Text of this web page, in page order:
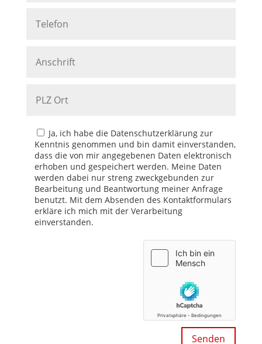
Ja, ich habe die Datenschutzerklärung zur
Kenntnis genommen und bin damit einverstanden,
dass die von mir angegebenen Daten elektronisch
erhoben und gespeichert werden. Meine Daten
werden dabei nur streng zweckgebunden zur
Bearbeitung und Beantwortung meiner Anfrage
benutzt. Mit dem Absenden des Kontaktformulars
erkläre ich mich mit der Verarbeitung
einverstanden.